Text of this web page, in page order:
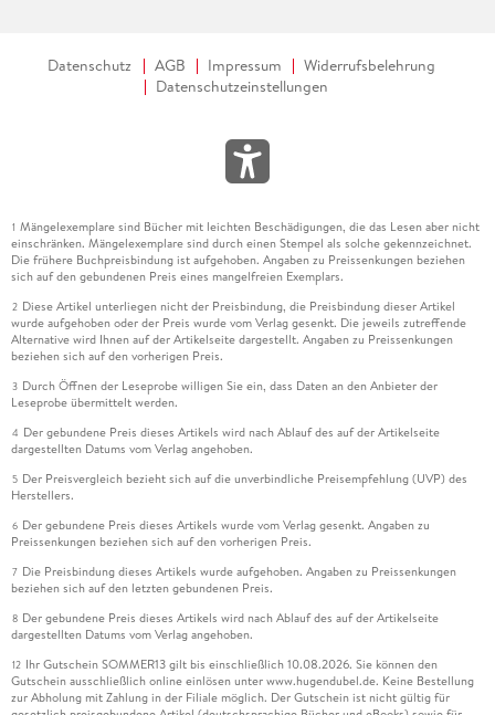
Datenschutz AGB Impressum
Widerrufsbelehrung
Datenschutzeinstellungen
1 Mängelexemplare sind Bücher mit leichten Beschädigungen, die das Lesen aber nicht
einschränken. Mängelexemplare sind durch einen Stempel als solche gekennzeichnet.
Die frühere Buchpreisbindung ist aufgehoben. Angaben zu Preissenkungen beziehen
sich auf den gebundenen Preis eines mangelfreien Exemplars.
2 Diese Artikel unterliegen nicht der Preisbindung, die Preisbindung dieser Artikel
wurde aufgehoben oder der Preis wurde vom Verlag gesenkt. Die jeweils zutreffende
Alternative wird Ihnen auf der Artikelseite dargestellt. Angaben zu Preissenkungen
beziehen sich auf den vorherigen Preis.
3 Durch Öffnen der Leseprobe willigen Sie ein, dass Daten an den Anbieter der
Leseprobe übermittelt werden.
4 Der gebundene Preis dieses Artikels wird nach Ablauf des auf der Artikelseite
dargestellten Datums vom Verlag angehoben.
5 Der Preisvergleich bezieht sich auf die unverbindliche Preisempfehlung (UVP) des
Herstellers.
6 Der gebundene Preis dieses Artikels wurde vom Verlag gesenkt. Angaben zu
Preissenkungen beziehen sich auf den vorherigen Preis.
7 Die Preisbindung dieses Artikels wurde aufgehoben. Angaben zu Preissenkungen
beziehen sich auf den letzten gebundenen Preis.
8 Der gebundene Preis dieses Artikels wird nach Ablauf des auf der Artikelseite
dargestellten Datums vom Verlag angehoben.
12 Ihr Gutschein SOMMER13 gilt bis einschließlich 10.08.2026. Sie können den
Gutschein ausschließlich online einlösen unter www.hugendubel.de. Keine Bestellung
zur Abholung mit Zahlung in der Filiale möglich. Der Gutschein ist nicht gültig für